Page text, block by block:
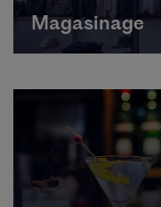
Magasinage